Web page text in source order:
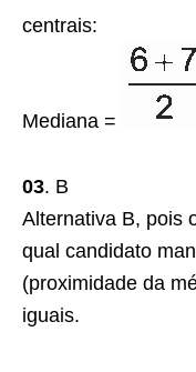
centrais:
Mediana =
03. B
Alternativa B, pois
qual candidato
(proximidade da
iguais.